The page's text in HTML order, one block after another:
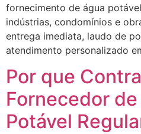
fornecimento de água
indústrias, condomínios e
entrega imediata, laudo de
atendimento personalizado
Por que
Fornecedor
Potável